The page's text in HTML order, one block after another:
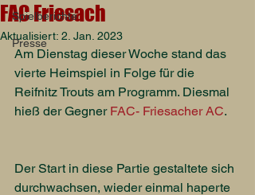
Spielberichte
Presse
FAC Friesach
Aktualisiert: 2. Jan. 2023
Am Dienstag dieser Woche stand das
vierte Heimspiel in Folge für die
Reifnitz Trouts am Programm. Diesmal
hieß der Gegner FAC- Friesacher AC.
Der Start in diese Partie gestaltete sich
durchwachsen, wieder einmal haperte